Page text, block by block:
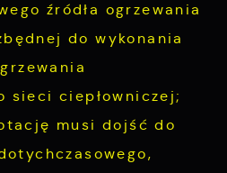
źródła ogrzewania
do wykonania
sieci ciepłowniczej;
musi dojść do